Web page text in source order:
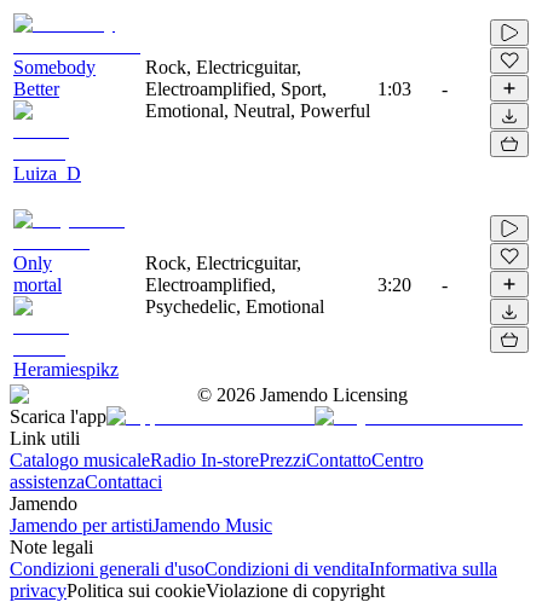
Somebody
Better
Luiza_D
Rock, Electricguitar,
Electroamplified, Sport,
Emotional, Neutral, Powerful
1:03 -
Only
mortal
Heramiespikz
Rock, Electricguitar,
Electroamplified,
Psychedelic, Emotional
3:20 -
© 2026 Jamendo Licensing
Scarica l'app
Link utili
Catalogo musicaleRadio In-storePrezziContattoCentro
assistenzaContattaci
Jamendo
Jamendo per artistiJamendo Music
Note legali
Condizioni generali d'usoCondizioni di venditaInformativa sulla
privacyPolitica sui cookieViolazione di copyright